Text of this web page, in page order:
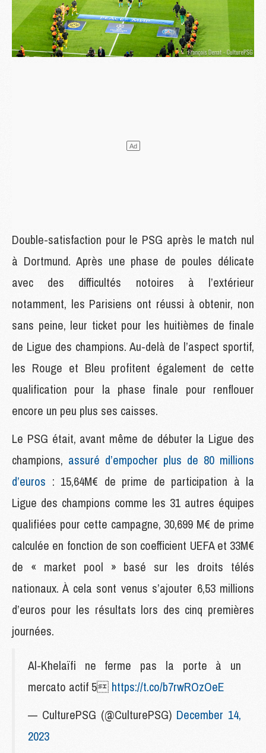
Double-satisfaction pour le PSG après le match nul
à Dortmund. Après une phase de poules délicate
avec des difficultés notoires à l’extérieur
notamment, les Parisiens ont réussi à obtenir, non
sans peine, leur ticket pour les huitièmes de finale
de Ligue des champions. Au-delà de l’aspect sportif,
les Rouge et Bleu profitent également de cette
qualification pour la phase finale pour renflouer
encore un peu plus ses caisses.
Le PSG était, avant même de débuter la Ligue des
champions, assuré d’empocher plus de 80 millions
d’euros : 15,64M€ de prime de participation à la
Ligue des champions comme les 31 autres équipes
qualifiées pour cette campagne, 30,699 M€ de prime
calculée en fonction de son coefficient UEFA et 33M€
de « market pool » basé sur les droits télés
nationaux. À cela sont venus s’ajouter 6,53 millions
d’euros pour les résultats lors des cinq premières
journées.
Al-Khelaïfi ne ferme pas la porte à un
mercato actif 5 https://t.co/b7rwROzOeE
— CulturePSG (@CulturePSG) December 14,
2023